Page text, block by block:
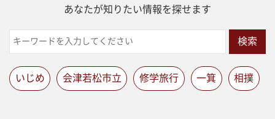
あなたが知りたい情報を探せます
検索
いじめ 会津若松市立 修学旅行 一箕 相撲